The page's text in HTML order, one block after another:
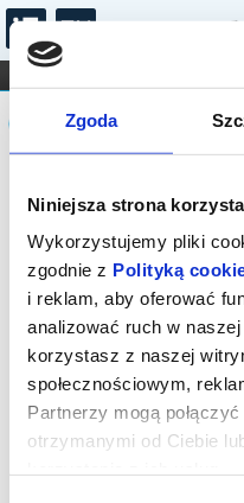
Zgoda
Niniejsza strona
Wykorzystujemy pliki
zgodnie z Polityką
i reklam, aby oferować
analizować ruch w
korzystasz z naszej
społecznościowym,
Partnerzy mogą
otrzymanymi od Ciebie
FILHARMONIA OPERA I
DLA DZIECI
Komunikat
Sprzedaż on-line
sprawdź